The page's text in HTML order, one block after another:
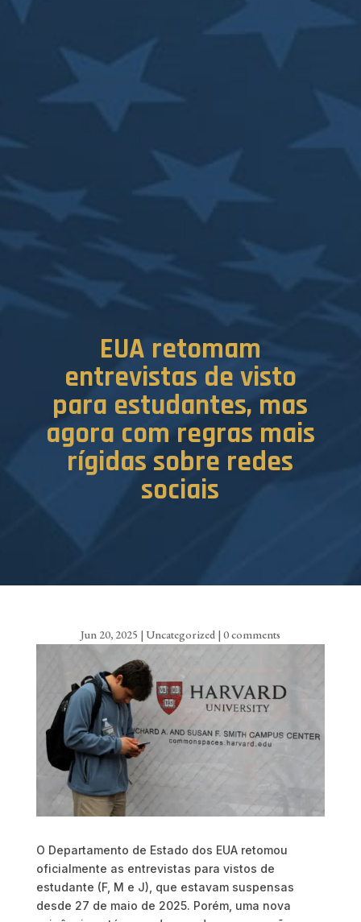
EUA retomam
entrevistas de visto
para estudantes, mas
agora com regras mais
rígidas sobre redes
sociais
Jun 20, 2025 | Uncategorized| 0 comments
O Departamento de Estado dos EUA retomou
oficialmente as entrevistas para vistos de
estudante (F, M e J), que estavam suspensas
desde 27 de maio de 2025. Porém, uma nova